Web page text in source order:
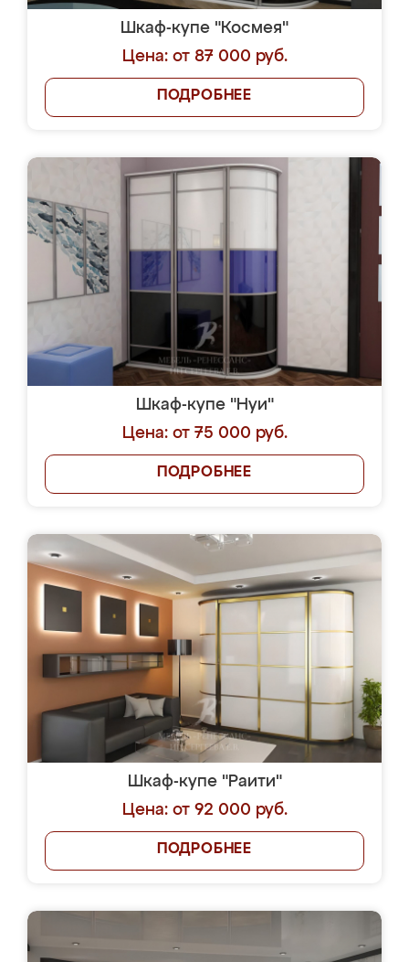
Шкаф-купе "Космея"
Цена: от 87 000 руб.
ПОДРОБНЕЕ
Шкаф-купе "Нуи"
Цена: от 75 000 руб.
ПОДРОБНЕЕ
Шкаф-купе "Раити"
Цена: от 92 000 руб.
ПОДРОБНЕЕ